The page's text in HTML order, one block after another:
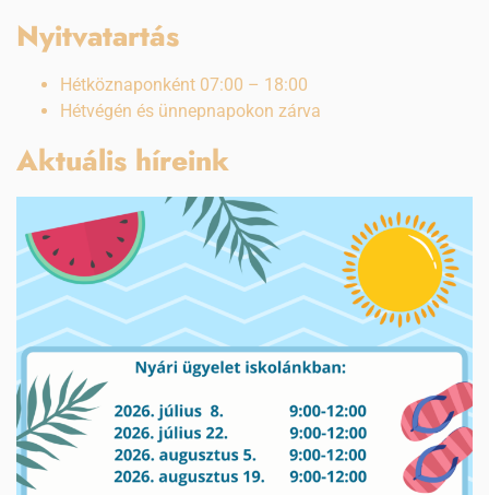
Nyitvatartás
Hétköznaponként 07:00 – 18:00
Hétvégén és ünnepnapokon zárva
Aktuális híreink